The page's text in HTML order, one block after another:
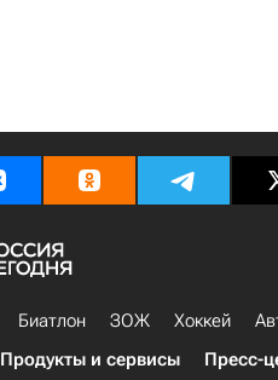
Биатлон ЗОЖ Хоккей
Продукты и сервисы Пресс-